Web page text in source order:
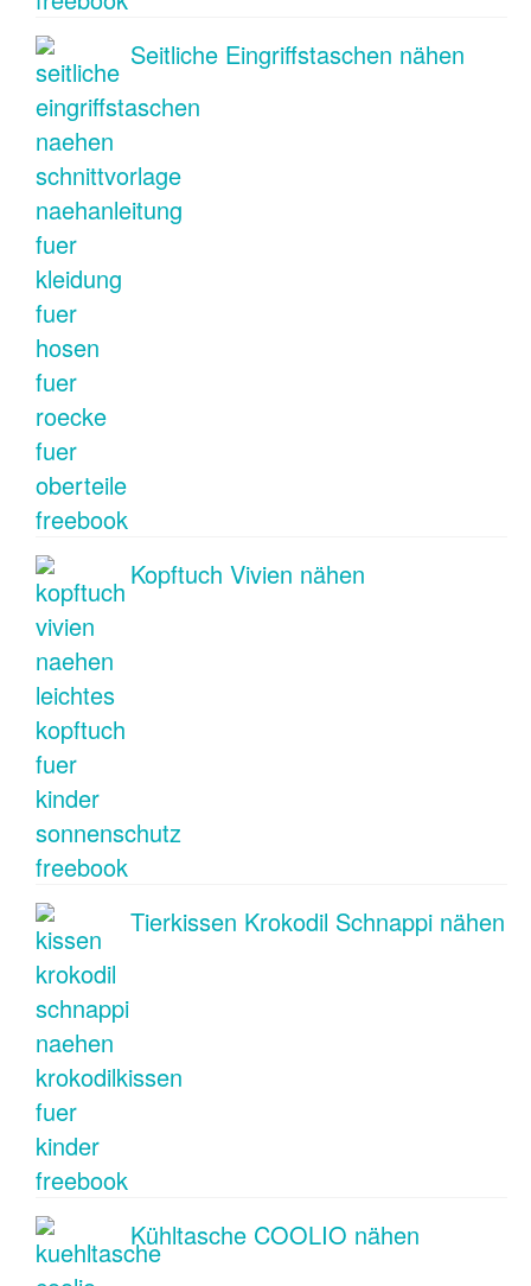
Seitliche Eingriffstaschen nähen
Kopftuch Vivien nähen
Tierkissen Krokodil Schnappi nähen
Kühltasche COOLIO nähen